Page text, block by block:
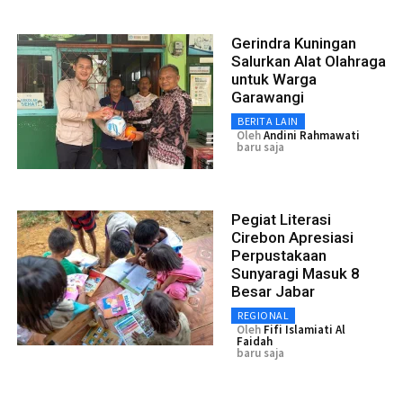
Gerindra Kuningan
Salurkan Alat Olahraga
untuk Warga
Garawangi
BERITA LAIN
OlehAndini Rahmawati
baru saja
Pegiat Literasi
Cirebon Apresiasi
Perpustakaan
Sunyaragi Masuk 8
Besar Jabar
REGIONAL
Oleh Fifi Islamiati Al
Faidah
baru saja